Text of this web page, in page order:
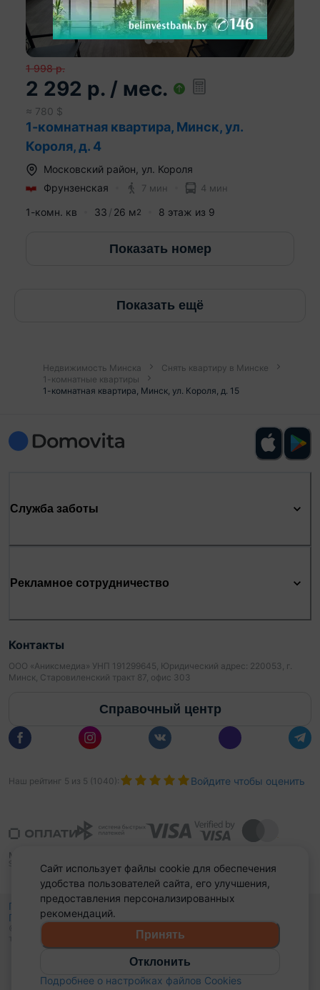
1 998 р.
2 292 р. / мес.
≈ 780 $
1-комнатная квартира, Минск, ул.
Короля, д. 4
Московский район ул. Короля
Фрунзенская
7 мин 4 мин
1-комн. кв 33 26 м2 8 этаж из 9
Показать номер
Показать ещё
Недвижимость Минска
Снять квартиру в Минске
1-комнатные квартиры
1-комнатная квартира, Минск, ул. Короля, д. 15
Служба заботы
Рекламное сотрудничество
Контакты
ООО «Аниксмедиа» УНП 191299645, Юридический адрес: 220053, г.
Минск, Старовиленский тракт 87, офис 303
Справочный центр
Наш рейтинг 5 из 5 1040): Войдите чтобы оценить
Политика конфиденциальности,
Политика обработки файлов куки
© 2015 - 2026, Domovita.by. Копирование материалов допускается
только при наличии активной ссылки.
Сайт использует файлы cookie для обеспечения
удобства пользователей сайта, его улучшения,
предоставления персонализированных
рекомендаций.
Принять
Отклонить
Подробнее о настройках файлов Cookies